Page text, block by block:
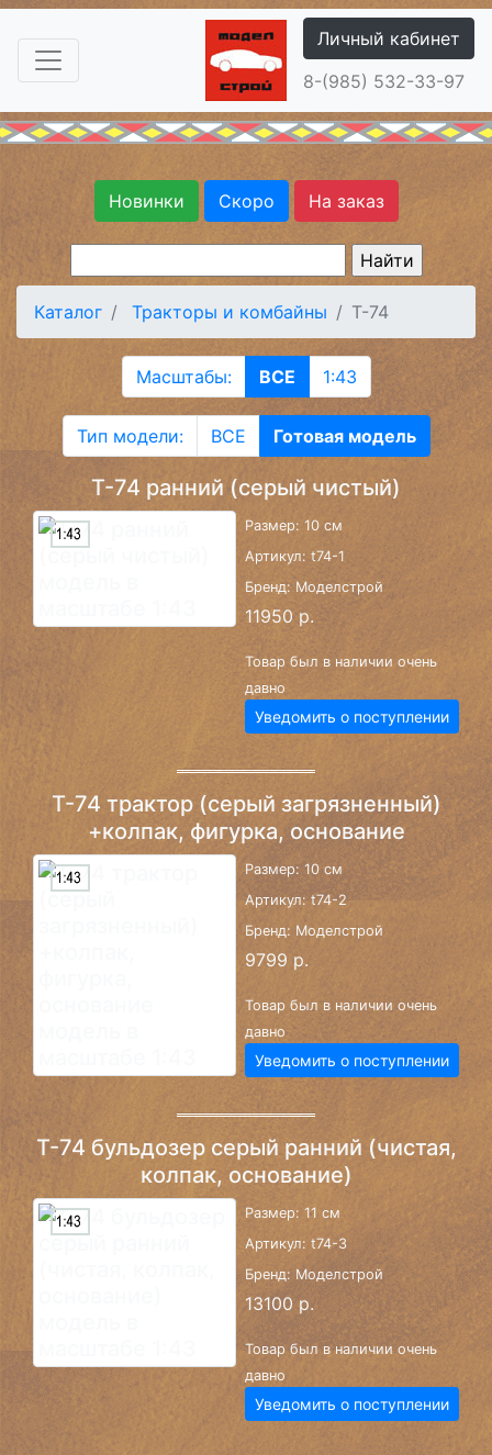
Личный кабинет
8-(985) 532-33-97
Новинки Скоро На заказ
Каталог Тракторы и комбайны Т-74
Масштабы: ВСЕ 1:43
Тип модели: ВСЕ Готовая модель
Т-74 ранний (серый чистый)
Размер: 10 см
Артикул: t74-1
Бренд: Моделстрой
11950 р.
Товар был в наличии очень
давно
Уведомить о поступлении
Т-74 трактор (серый загрязненный)
+колпак, фигурка, основание
Размер: 10 см
Артикул: t74-2
Бренд: Моделстрой
9799 р.
Товар был в наличии очень
давно
Уведомить о поступлении
Т-74 бульдозер серый ранний (чистая,
колпак, основание)
Размер: 11 см
Артикул: t74-3
Бренд: Моделстрой
13100 р.
Товар был в наличии очень
давно
Уведомить о поступлении